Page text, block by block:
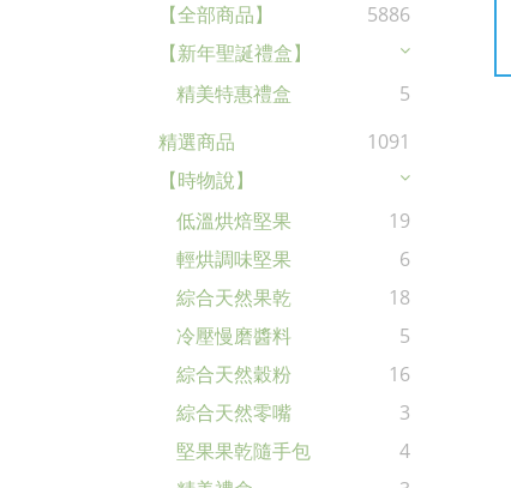
【全部商品】
5886
【新年聖誕禮盒】
精美特惠禮盒
5
精選商品
1091
【時物說】
低溫烘焙堅果
19
輕烘調味堅果
6
綜合天然果乾
18
冷壓慢磨醬料
5
綜合天然穀粉
16
綜合天然零嘴
3
堅果果乾隨手包
4